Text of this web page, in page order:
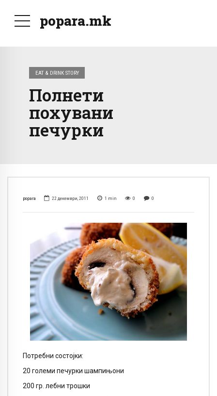
popara.mk
EAT & DRINK STORY
Полнети
похувани
печурки
popara 22 декември, 2011 1 min 0 0
Потребни состојки:
20 големи печурки шампињони
200 гр. лебни трошки